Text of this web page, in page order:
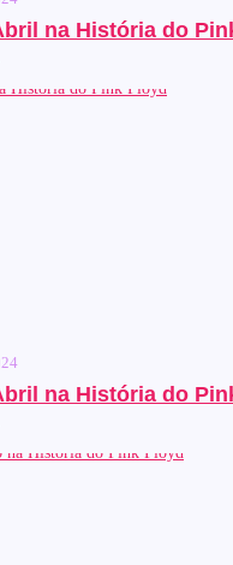
na História do
História do Pink Floyd
na História do
na História do Pink Floyd